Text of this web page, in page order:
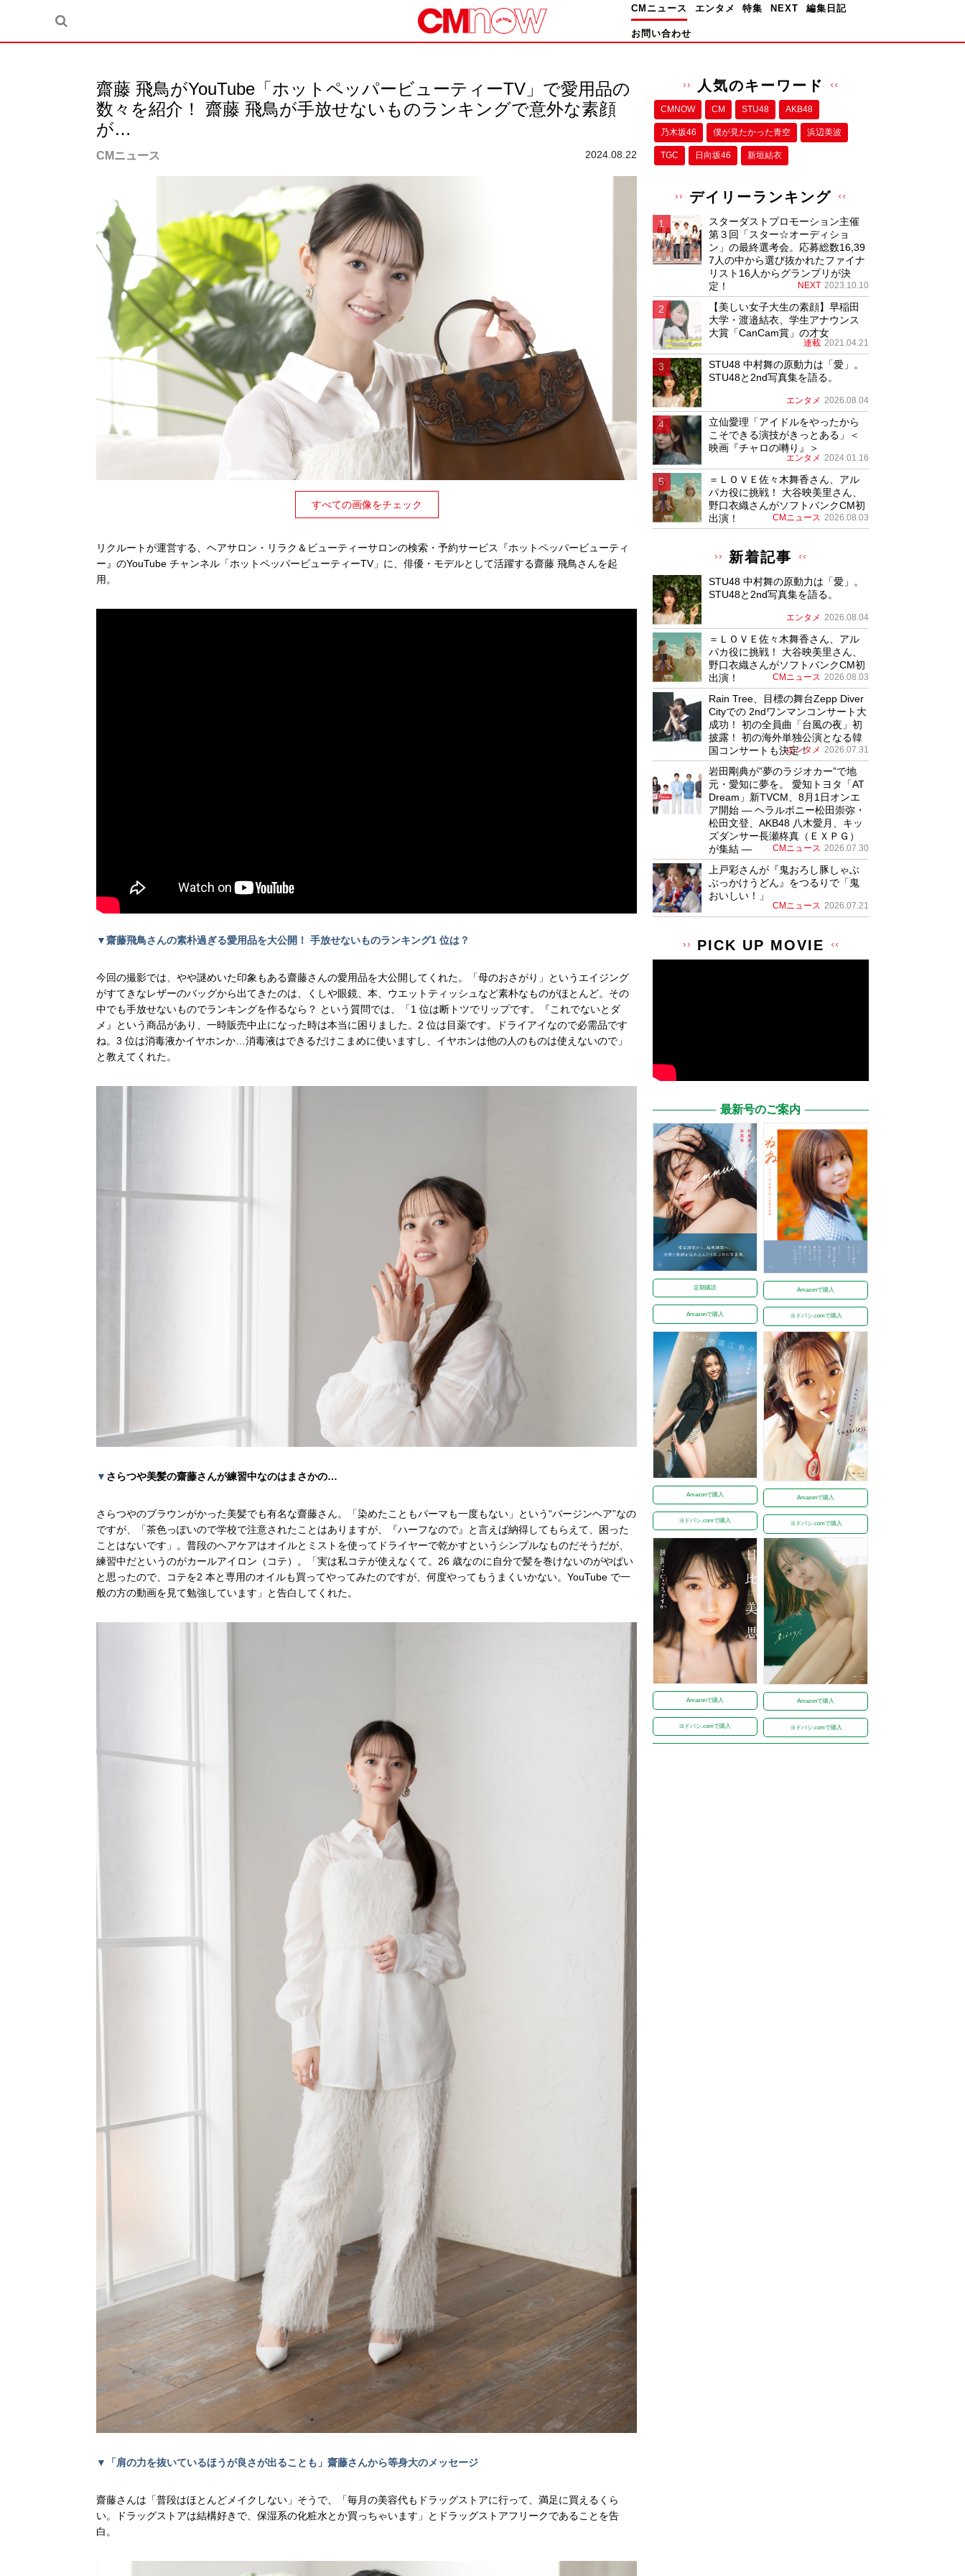
CMニュース エンタメ 特集 NEXT 編集日記
お問い合わせ
齋藤 飛鳥がYouTube「ホットペッパービューティーTV」で愛用品の
数々を紹介！ 齋藤 飛鳥が手放せないものランキングで意外な素顔
が…
CMニュース 2024.08.22
すべての画像をチェック
リクルートが運営する、ヘアサロン・リラク＆ビューティーサロンの検索・予約サービス『ホットペッパービューティ
ー』のYouTubeチャンネル「ホットペッパービューティーTV」に、俳優・モデルとして活躍する齋藤 飛鳥さんを起
用。
▼齋藤飛鳥さんの素朴過ぎる愛用品を大公開！ 手放せないものランキング1 位は？
今回の撮影では、やや謎めいた印象もある齋藤さんの愛用品を大公開してくれた。「母のおさがり」というエイジング
がすてきなレザーのバッグから出てきたのは、くしや眼鏡、本、ウエットティッシュなど素朴なものがほとんど。その
中でも手放せないものでランキングを作るなら？ という質問では、「1位は断トツでリップです。『これでないとダ
メ』という商品があり、一時販売中止になった時は本当に困りました。 2位は目薬です。ドライアイなので必需品です
ね。3位は消毒液かイヤホンか…消毒液はできるだけこまめに使いますし、イヤホンは他の人のものは使えないので」
と教えてくれた。
▼ さらつや美髪の齋藤さんが練習中なのはまさかの…
さらつやのブラウンがかった美髪でも有名な齋藤さん。「染めたこともパーマも一度もない」という“バージンヘア”なの
ですが、「茶色っぽいので学校で注意されたことはありますが、『ハーフなので』と言えば納得してもらえて、困った
ことはないです」。普段のヘアケアはオイルとミストを使ってドライヤーで乾かすというシンプルなものだそうだが、
練習中だというのがカールアイロン（コテ）。「実は私コテが使えなくて。 26 歳なのに自分で髪を巻けないのがやばい
と思ったので、コテを2本と専用のオイルも買ってやってみたのですが、何度やってもうまくいかない。YouTube で一
般の方の動画を見て勉強しています」と告白してくれた。
▼「肩の力を抜いているほうが良さが出ることも」齋藤さんから等身大のメッセージ
齋藤さんは「普段はほとんどメイクしない」そうで、「毎月の美容代もドラッグストアに行って、満足に買えるくら
い。ドラッグストアは結構好きで、保湿系の化粧水とか買っちゃいます」とドラッグストアフリークであることを告
白。
人気のキーワード
CMNOW CM STU48 AKB48
乃木坂46 僕が⾒たかった⻘空 浜辺美波
TGC 日向坂46 新垣結衣
デイリーランキング
スターダストプロモーション主催
第３回「スター☆オーディショ
ン」の最終選考会。応募総数16,39
7人の中から選び抜かれたファイナ
リスト16人からグランプリが決
定！
NEXT 2023.10.10
【美しい女子大生の素顔】早稲田
大学・渡邉結衣、学生アナウンス
大賞「CanCam賞」の才女
連載 2021.04.21
STU48 中村舞の原動力は「愛」。
STU48と2nd写真集を語る。
エンタメ 2026.08.04
立仙愛理「アイドルをやったから
こそできる演技がきっとある」＜
映画『チャロの囀り』＞
エンタメ 2024.01.16
＝ＬＯＶＥ佐々木舞香さん、アル
パカ役に挑戦！ 大谷映美里さん、
野口衣織さんがソフトバンクCM初
出演！
CMニュース 2026.08.03
新着記事
STU48 中村舞の原動力は「愛」。
STU48と2nd写真集を語る。
エンタメ 2026.08.04
＝ＬＯＶＥ佐々木舞香さん、アル
パカ役に挑戦！ 大谷映美里さん、
野口衣織さんがソフトバンクCM初
出演！
CMニュース 2026.08.03
Rain Tree、目標の舞台Zepp Diver
Cityでの 2ndワンマンコンサート大
成功！ 初の全員曲「台風の夜」初
披露！ 初の海外単独公演となる韓
国コンサートも決定！
エンタメ 2026.07.31
岩田剛典が”夢のラジオカー”で地
元・愛知に夢を。 愛知トヨタ「AT
Dream」新TVCM、8月1日オンエ
ア開始 ― ヘラルボニー松田崇弥・
松田文登、AKB48 八木愛月、キッ
ズダンサー長瀬柊真（ＥＸＰＧ）
が集結 ―
CMニュース 2026.07.30
上戸彩さんが『鬼おろし豚しゃぶ
ぶっかけうどん』をつるりで「鬼
おいしい！」
CMニュース 2026.07.21
PICK UP MOVIE
最新号のご案内
定期購読
Amazonで購入
Amazonで購入
ヨドバシ.comで購入
Amazonで購入
ヨドバシ.comで購入
Amazonで購入
ヨドバシ.comで購入
Amazonで購入
ヨドバシ.comで購入
Amazonで購入
ヨドバシ.comで購入